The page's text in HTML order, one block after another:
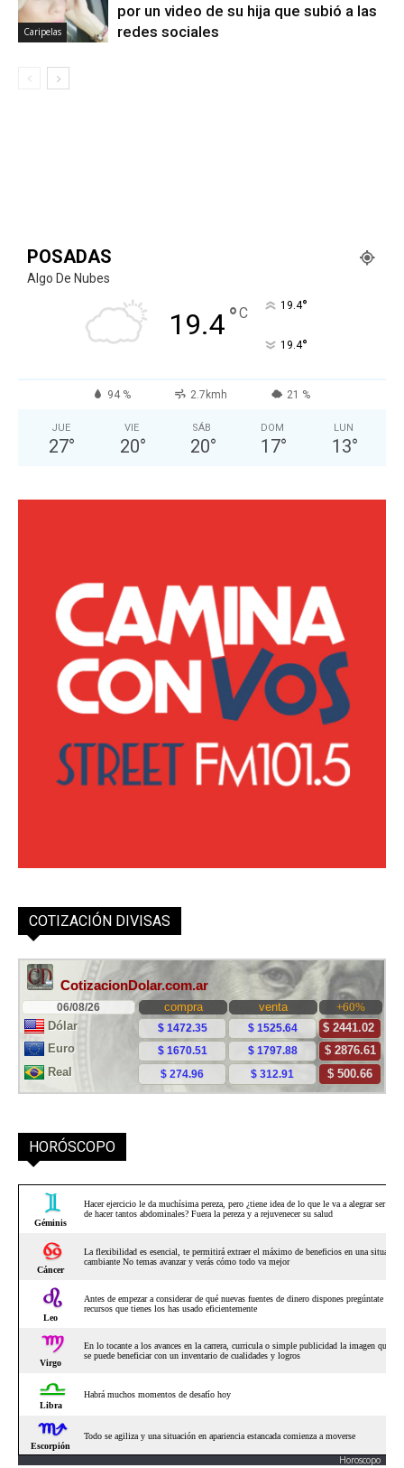
Caripelas
por un video de su hija que subió a las
redes sociales
POSADAS
Algo De Nubes
19.4°C 19.4°
19.4°
94 % 2.7kmh 21 %
JUE
27°
VIE
20°
SÁB
20°
DOM
17°
LUN
13°
COTIZACIÓN DIVISAS
HORÓSCOPO
Horoscopo